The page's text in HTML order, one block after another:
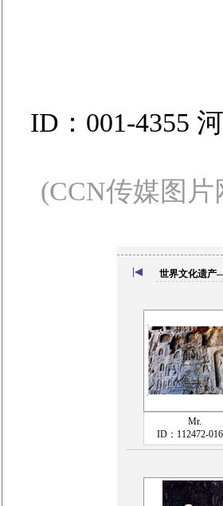
ID：001-4355
(CCN传媒图片
世界文化遗产
Mr.
ID：112472-